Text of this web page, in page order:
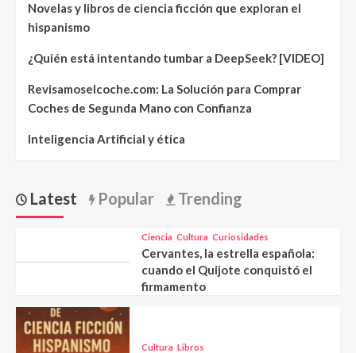
Novelas y libros de ciencia ficción que exploran el
hispanismo
¿Quién está intentando tumbar a DeepSeek? [VIDEO]
Revisamoselcoche.com: La Solución para Comprar
Coches de Segunda Mano con Confianza
Inteligencia Artificial y ética
Latest Popular Trending
Ciencia Cultura Curiosidades
Cervantes, la estrella española:
cuando el Quijote conquistó el
firmamento
Cultura Libros